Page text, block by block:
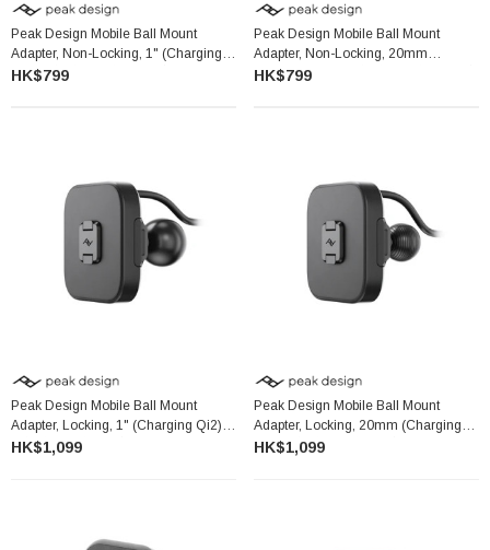
Peak Design Mobile Ball Mount
Adapter, Non-Locking, 1" (Charging
Qi2) 手機球型轉接器非鎖定款 (充電版)
HK$799
Peak Design Mobile Ball Mount
Adapter, Non-Locking, 20mm
(Charging Qi2) 手機球型轉接器非鎖定
HK$799
Peak Design Mobile Ball Mount
Adapter, Locking, 1" (Charging Qi2)
手機球型轉接器鎖定款 (充電版)
HK$1,099
Peak Design Mobile Ball Mount
Adapter, Locking, 20mm (Charging
Qi2) 手機球型轉接器鎖定款 (充電版)
HK$1,099